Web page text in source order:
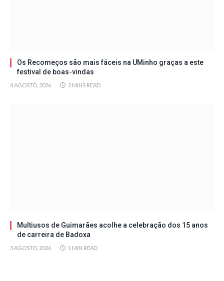
Os Recomeços são mais fáceis na UMinho graças a este
festival de boas-vindas
4 AGOSTO, 2026 2 MINS READ
Multiusos de Guimarães acolhe a celebração dos 15 anos
de carreira de Badoxa
3 AGOSTO, 2026 1 MIN READ